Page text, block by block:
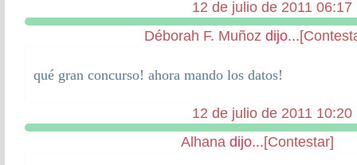
12 de julio de 2011 06:17
Déborah F. Muñoz dijo...
qué gran concurso! ahora mando los datos!
12 de julio de 2011 10:20
Alhanadijo...[Contestar]